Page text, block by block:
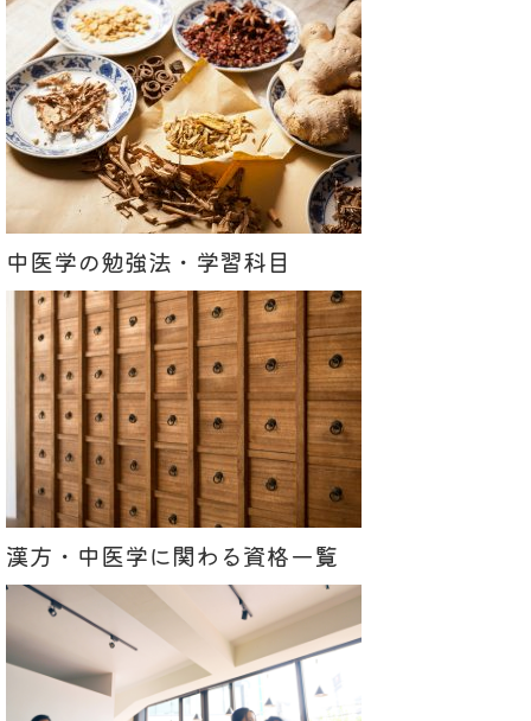
中医学の勉強法・学習科目
漢方・中医学に関わる資格一覧